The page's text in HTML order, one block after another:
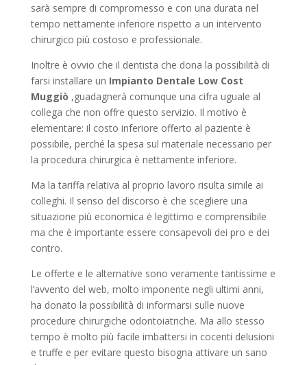
sarà sempre di compromesso e con una durata nel
tempo nettamente inferiore rispetto a un intervento
chirurgico più costoso e professionale.
Inoltre è ovvio che il dentista che dona la possibilità di
farsi installare un Impianto Dentale Low Cost
Muggiò ,guadagnerà comunque una cifra uguale al
collega che non offre questo servizio. Il motivo è
elementare: il costo inferiore offerto al paziente è
possibile, perché la spesa sul materiale necessario per
la procedura chirurgica è nettamente inferiore.
Ma la tariffa relativa al proprio lavoro risulta simile ai
colleghi. Il senso del discorso è che scegliere una
situazione più economica è legittimo e comprensibile
ma che è importante essere consapevoli dei pro e dei
contro.
Le offerte e le alternative sono veramente tantissime e
l’avvento del web, molto imponente negli ultimi anni,
ha donato la possibilità di informarsi sulle nuove
procedure chirurgiche odontoiatriche. Ma allo stesso
tempo è molto più facile imbattersi in cocenti delusioni
e truffe e per evitare questo bisogna attivare un sano